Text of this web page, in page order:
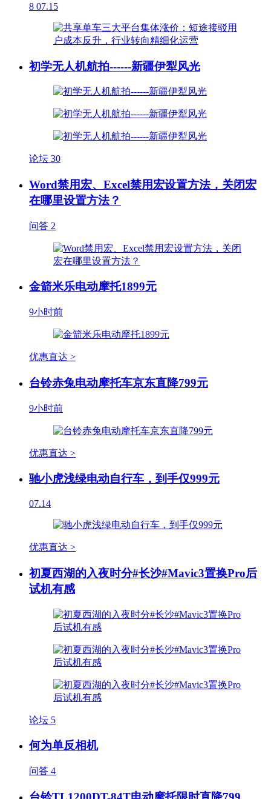
8 07.15
初学无人机航拍------新疆伊犁风光
论坛 30
Word禁用宏、Excel禁用宏设置方法，关闭宏
在哪里设置方法？
问答 2
金箭米乐电动摩托1899元
9小时前
优惠直达 >
台铃赤兔电动摩托车京东直降799元
9小时前
优惠直达 >
驰小虎浅绿电动自行车，到手仅999元
07.14
优惠直达 >
初夏西湖的入夜时分#长沙#Mavic3置换Pro后
试机有感
论坛 5
何为单反相机
问答 4